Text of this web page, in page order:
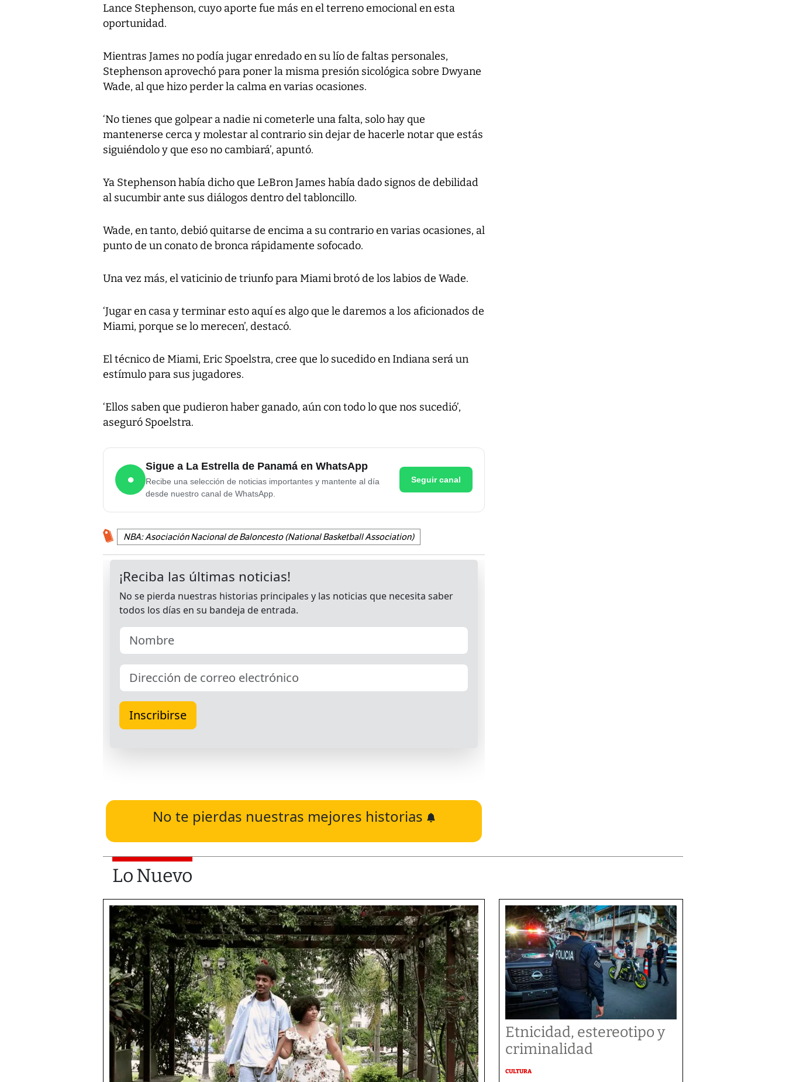
Lance Stephenson, cuyo aporte fue más en el terreno emocional en esta
oportunidad.
Mientras James no podía jugar enredado en su lío de faltas personales,
Stephenson aprovechó para poner la misma presión sicológica sobre Dwyane
Wade, al que hizo perder la calma en varias ocasiones.
‘No tienes que golpear a nadie ni cometerle una falta, solo hay que
mantenerse cerca y molestar al contrario sin dejar de hacerle notar que estás
siguiéndolo y que eso no cambiará’, apuntó.
Ya Stephenson había dicho que LeBron James había dado signos de debilidad
al sucumbir ante sus diálogos dentro del tabloncillo.
Wade, en tanto, debió quitarse de encima a su contrario en varias ocasiones, al
punto de un conato de bronca rápidamente sofocado.
Una vez más, el vaticinio de triunfo para Miami brotó de los labios de Wade.
‘Jugar en casa y terminar esto aquí es algo que le daremos a los aficionados de
Miami, porque se lo merecen’, destacó.
El técnico de Miami, Eric Spoelstra, cree que lo sucedido en Indiana será un
estímulo para sus jugadores.
‘Ellos saben que pudieron haber ganado, aún con todo lo que nos sucedió’,
aseguró Spoelstra.
●
Sigue a La Estrella de Panamá en WhatsApp
Recibe una selección de noticias importantes y mantente al día
desde nuestro canal de WhatsApp.
Seguir canal
NBA: Asociación Nacional de Baloncesto (National Basketball Association)
No te pierdas nuestras mejores historias
Lo Nuevo
Etnicidad, estereotipo y
criminalidad
CULTURA